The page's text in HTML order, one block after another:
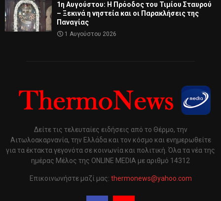
1η Αυγούστου: Η Πρόοδος του Τιμίου Σταυρού
– Ξεκινά η νηστεία και οι Παρακλήσεις της
Παναγίας
1 Αυγούστου 2026
Δείτε τις τελευταίες ειδήσεις από το Θέρμο, την
Αιτωλοακαρνανία, την Ελλάδα και τον κόσμο και ενημερωθείτε
για τα έκτακτα γεγονότα σε κοινωνία και πολιτική. Όλα τα νέα της
ημέρας Μέλος της ONLINE MEDIA με αριθμό 14312
Επικοινωνήστε μαζί μας: thermonews@yahoo.com